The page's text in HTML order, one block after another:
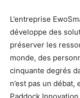
L’entreprise
développe des
préserver les
monde, des
cinquante degrés
n’est pas un